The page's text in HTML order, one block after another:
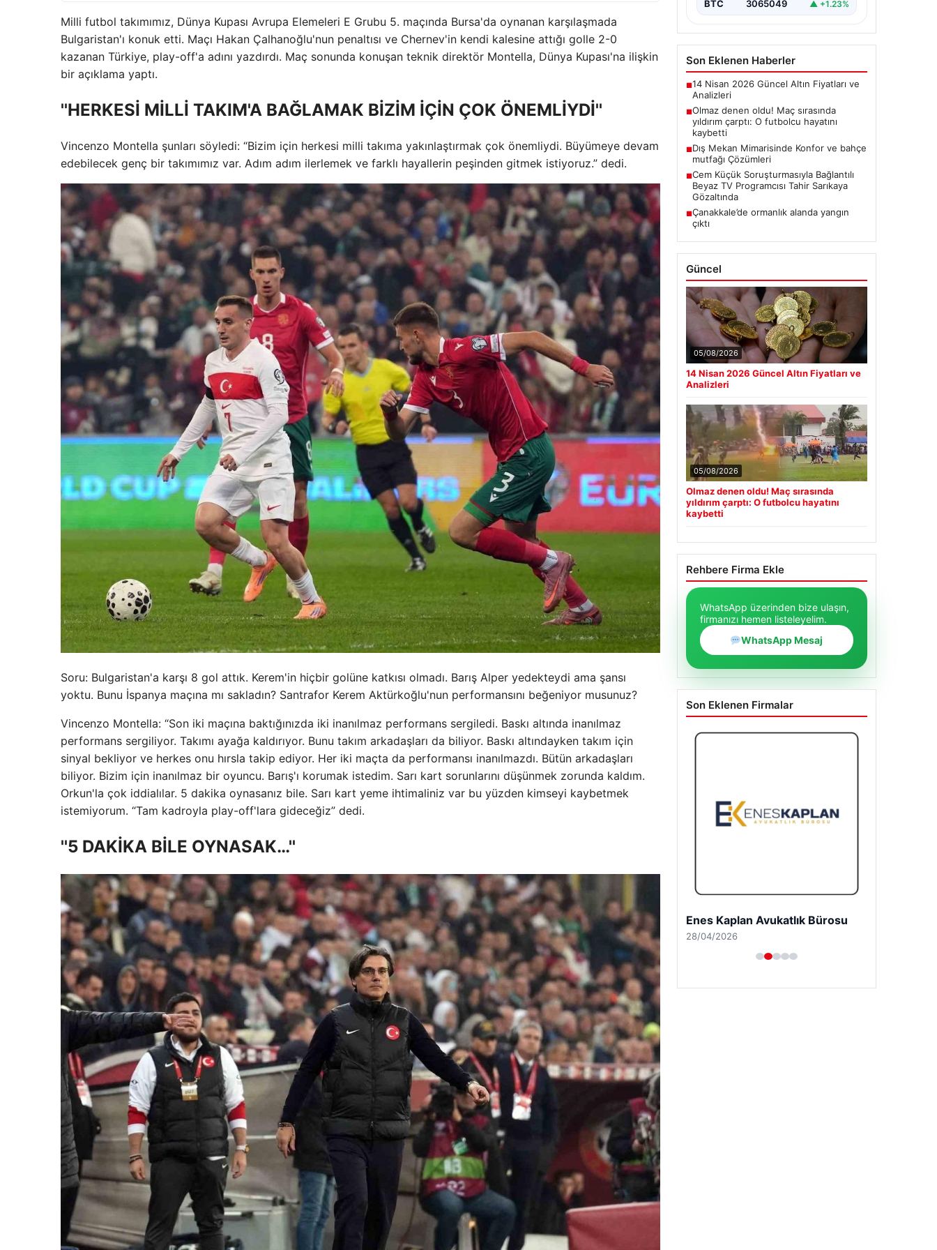
Milli futbol takımımız, Dünya Kupası Avrupa Elemeleri E Grubu 5. maçında Bursa'da oynanan karşılaşmada
Bulgaristan'ı konuk etti. Maçı Hakan Çalhanoğlu'nun penaltısı ve Chernev'in kendi kalesine attığı golle 2-0
kazanan Türkiye, play-off'a adını yazdırdı. Maç sonunda konuşan teknik direktör Montella, Dünya Kupası'na ilişkin
bir açıklama yaptı.
''HERKESİ MİLLİ TAKIM'A BAĞLAMAK BİZİM İÇİN ÇOK ÖNEMLİYDİ''
Vincenzo Montella şunları söyledi: “Bizim için herkesi milli takıma yakınlaştırmak çok önemliydi. Büyümeye devam
edebilecek genç bir takımımız var. Adım adım ilerlemek ve farklı hayallerin peşinden gitmek istiyoruz.” dedi.
Soru: Bulgaristan'a karşı 8 gol attık. Kerem'in hiçbir golüne katkısı olmadı. Barış Alper yedekteydi ama şansı
yoktu. Bunu İspanya maçına mı sakladın? Santrafor Kerem Aktürkoğlu'nun performansını beğeniyor musunuz?
Vincenzo Montella: “Son iki maçına baktığınızda iki inanılmaz performans sergiledi. Baskı altında inanılmaz
performans sergiliyor. Takımı ayağa kaldırıyor. Bunu takım arkadaşları da biliyor. Baskı altındayken takım için
sinyal bekliyor ve herkes onu hırsla takip ediyor. Her iki maçta da performansı inanılmazdı. Bütün arkadaşları
biliyor. Bizim için inanılmaz bir oyuncu. Barış'ı korumak istedim. Sarı kart sorunlarını düşünmek zorunda kaldım.
Orkun'la çok iddialılar. 5 dakika oynasanız bile. Sarı kart yeme ihtimaliniz var bu yüzden kimseyi kaybetmek
istemiyorum. “Tam kadroyla play-off'lara gideceğiz” dedi.
''5 DAKİKA BİLE OYNASAK…''
BTC 3065049 ▲ +1.23%
Son Eklenen Haberler
■14 Nisan 2026 Güncel Altın Fiyatları ve
Analizleri
■Olmaz denen oldu! Maç sırasında
yıldırım çarptı: O futbolcu hayatını
kaybetti
■Dış Mekan Mimarisinde Konfor ve bahçe
mutfağı Çözümleri
■Cem Küçük Soruşturmasıyla Bağlantılı
Beyaz TV Programcısı Tahir Sarıkaya
Gözaltında
■Çanakkale’de ormanlık alanda yangın
çıktı
Güncel
05/08/2026
14 Nisan 2026 Güncel Altın Fiyatları ve
Analizleri
05/08/2026
Olmaz denen oldu! Maç sırasında
yıldırım çarptı: O futbolcu hayatını
kaybetti
Rehbere Firma Ekle
WhatsApp üzerinden bize ulaşın,
firmanızı hemen listeleyelim.
WhatsApp Mesaj
Son Eklenen Firmalar
Enes Kaplan Avukatlık Bürosu
28/04/2026